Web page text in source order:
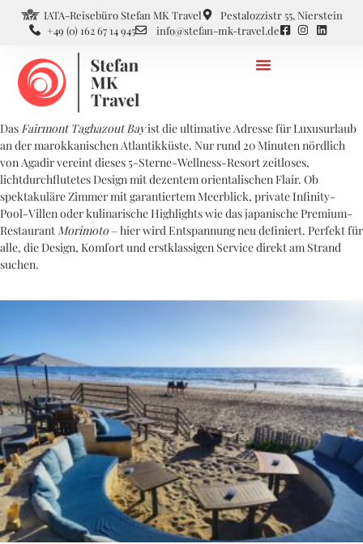
IATA-Reisebüro Stefan MK Travel
Pestalozzistr 55, Nierstein
+49 (0) 162 67 14 945
info@stefan-mk-travel.de
Das Fairmont Taghazout Bayist die ultimative Adresse für Luxusurlaub
an der marokkanischen Atlantikküste. Nur rund 20 Minuten nördlich
von Agadir vereint dieses 5-Sterne-Wellness-Resort zeitloses,
lichtdurchflutetes Design mit dezentem orientalischen Flair. Ob
spektakuläre Zimmer mit garantiertem Meerblick, private Infinity-
Pool-Villen oder kulinarische Highlights wie das japanische Premium-
Restaurant Morimoto – hier wird Entspannung neu definiert. Perfekt für
alle, die Design, Komfort und erstklassigen Service direkt am Strand
suchen.